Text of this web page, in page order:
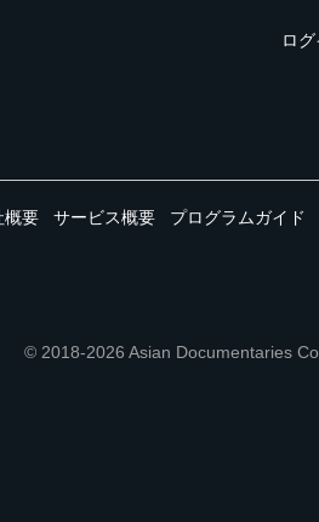
ロ
概要 サービス概要 プログラムガイド
© 2018-2026 Asian Documentaries